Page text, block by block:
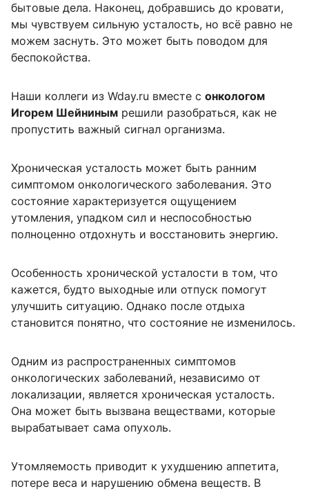
бытовые дела. Наконец, добравшись до кровати,
мы чувствуем сильную усталость, но всё равно не
можем заснуть. Это может быть поводом для
беспокойства.
Наши коллеги из Wday.ru вместе с онкологом
Игорем Шейниным решили разобраться, как не
пропустить важный сигнал организма.
Хроническая усталость может быть ранним
симптомом онкологического заболевания. Это
состояние характеризуется ощущением
утомления, упадком сил и неспособностью
полноценно отдохнуть и восстановить энергию.
Особенность хронической усталости в том, что
кажется, будто выходные или отпуск помогут
улучшить ситуацию. Однако после отдыха
становится понятно, что состояние не изменилось.
Одним из распространенных симптомов
онкологических заболеваний, независимо от
локализации, является хроническая усталость.
Она может быть вызвана веществами, которые
вырабатывает сама опухоль.
Утомляемость приводит к ухудшению аппетита,
потере веса и нарушению обмена веществ. В